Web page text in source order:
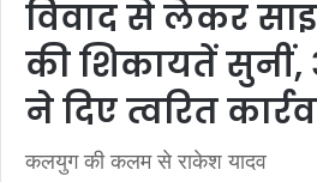
विवाद से लेकर
की शिकायतें सुनीं,
ने दिए त्वरित
कलयुग की कलम से राकेश यादव